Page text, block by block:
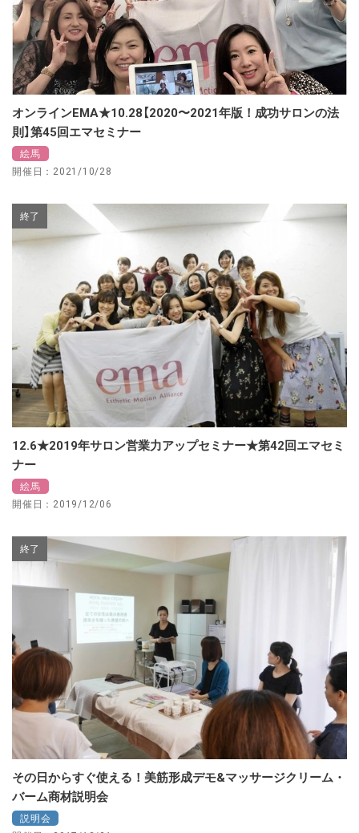
オンラインEMA★10.28【2020〜2021年版！成功サロンの法
則】第45回エマセミナー
絵馬
開催日：2021/10/28
終了
12.6★2019年サロン営業力アップセミナー★第42回エマセミ
ナー
絵馬
開催日：2019/12/06
終了
その日からすぐ使える！美筋形成デモ&マッサージクリーム・
バーム商材説明会
説明会